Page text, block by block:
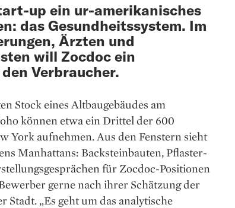
up ein ur-amerikanisches
das Gesundheitssystem. Im
Ärzten und
will Zocdoc ein
Verbraucher.
Stock eines Altbaugebäudes am
können etwa ein Drittel der 600
York aufnehmen. Aus den Fenstern sieht
Manhattans: Backsteinbauten, Pflaster­
für Zocdoc-Posi­tionen
gerne nach ihrer Schätzung der
„Es geht um das analytische